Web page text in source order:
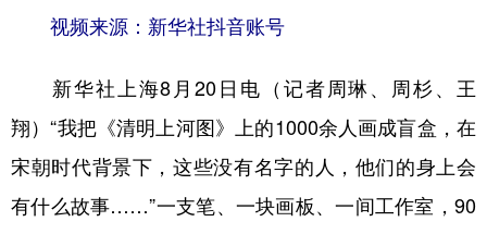
新疆 内蒙古 黑龙江
多语种频道
English Español Français عربى
Русский язык 日本語 한국어
视频来源：新华社抖音账号
新华社上海8月20日电（记者周琳、周杉、王
翔）“我把《清明上河图》上的1000余人画成盲盒，在
宋朝时代背景下，这些没有名字的人，他们的身上会
有什么故事……”一支笔、一块画板、一间工作室，90